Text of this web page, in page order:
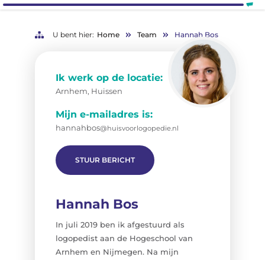
U bent hier: Home Team Hannah Bos
Ik werk op de locatie:
Arnhem, Huissen
Mijn e-mailadres is:
hannahbos@huisvoorlogopedie.nl
STUUR BERICHT
Hannah Bos
In juli 2019 ben ik afgestuurd als
logopedist aan de Hogeschool van
Arnhem en Nijmegen. Na mijn